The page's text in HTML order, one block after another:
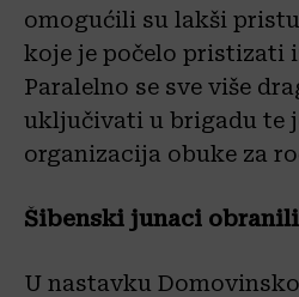
omogućili su lakši
koje je počelo pristizati
Paralelno se sve više
uključivati u brigadu te
organizacija obuke za
Šibenski junaci
U nastavku